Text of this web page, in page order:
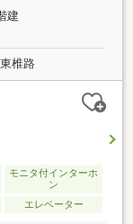
）・沼津市立病
ント】・弊社売
建
椎路
モニタ付インターホ
ン
エレベーター